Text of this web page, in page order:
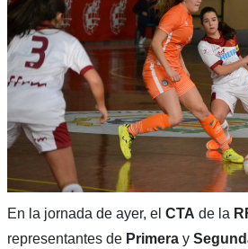
En la jornada de ayer, el CTA de la
representantes de Primeray